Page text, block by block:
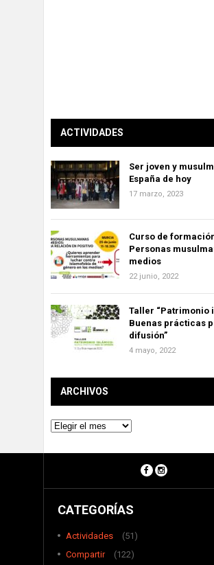
ACTIVIDADES
Ser joven y
España de hoy
17 marzo, 2023
Curso de
Personas
medios
22 junio, 2022
Taller “Patrimonio
Buenas prácticas
difusión”
4 mayo, 2022
ARCHIVOS
Archivos
CATEGORÍAS
Actividades
(51)
Compartir
(122)